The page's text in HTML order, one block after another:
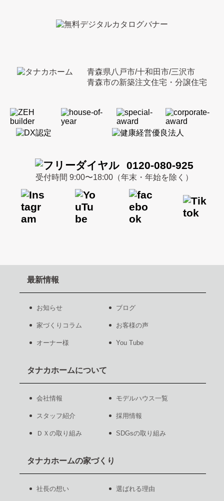
青森県八戸市/十和田市/三沢市
青森市の新築注文住宅・分譲住宅
0120-080-925
受付時間 9:00〜18:00（年末・年始を除く）
最新情報
お知らせ ブログ
家づくりコラム お客様の声
オーナー様 You Tube
タナカホームについて
会社情報 モデルハウス一覧
スタッフ紹介 採用情報
ＤＸの取り組み SDGsの取り組み
タナカホームの家づくり
社長の想い 選ばれる理由